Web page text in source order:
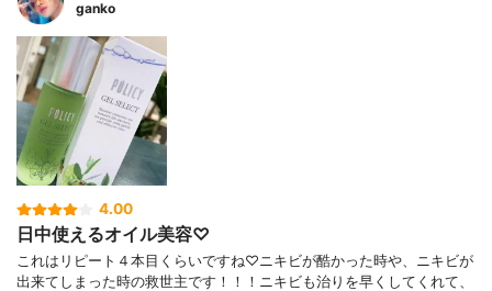
ganko
4.00
日中使えるオイル美容♡
これはリピート４本目くらいですね♡ニキビが酷かった時や、ニキビが
出来てしまった時の救世主です！！！ニキビも治りを早くしてくれて、